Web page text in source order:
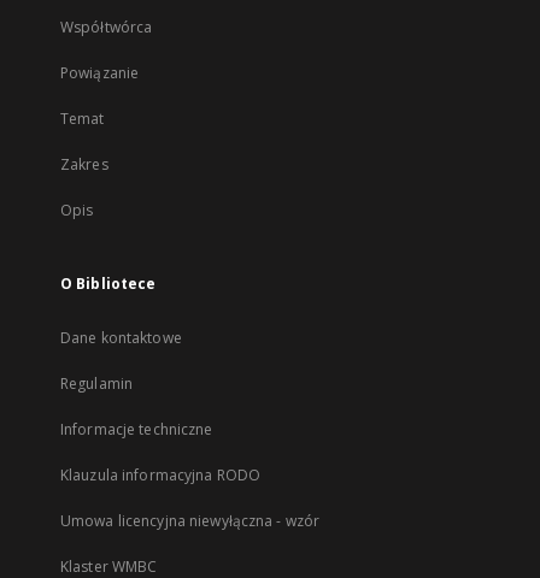
Współtwórca
Powiązanie
Temat
Zakres
Opis
O Bibliotece
Dane kontaktowe
Regulamin
Informacje techniczne
Klauzula informacyjna RODO
Umowa licencyjna niewyłączna - wzór
Klaster WMBC